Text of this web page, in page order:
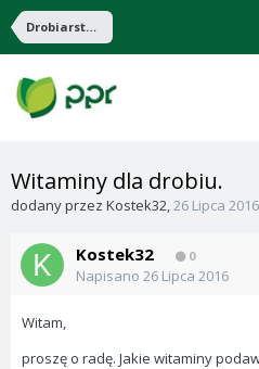
Drobiarstwo
Witaminy dla drobiu.
dodany przez Kostek32,26 Lipca 2016
Kostek32 0
Napisano 26 Lipca 2016
Witam,
proszę o radę. Jakie witaminy